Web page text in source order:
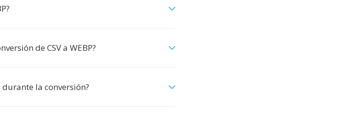
de CSV a WEBP?
la conversión?